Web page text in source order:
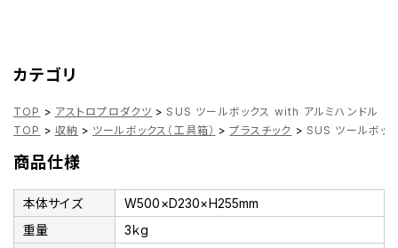
カテゴリ
TOP > アストロプロダクツ > SUS ツールボックス with アルミハンドル
TOP > 収納 > ツールボックス（工具箱） > プラスチック > SUS ツールボッ
商品仕様
本体サイズ
W500×D230×H255mm
重量
3ｋg